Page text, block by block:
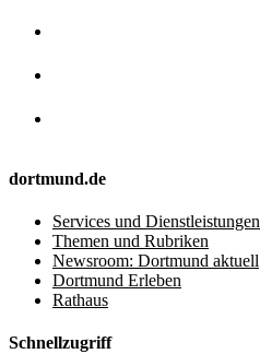
dortmund.de
Services und Dienstleistungen
Themen und Rubriken
Newsroom: Dortmund aktuell
Dortmund Erleben
Rathaus
Schnellzugriff